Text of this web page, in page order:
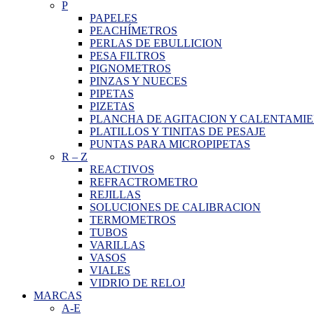
P
PAPELES
PEACHÍMETROS
PERLAS DE EBULLICION
PESA FILTROS
PIGNOMETROS
PINZAS Y NUECES
PIPETAS
PIZETAS
PLANCHA DE AGITACION Y
PLATILLOS Y TINITAS DE PESAJE
PUNTAS PARA MICROPIPETAS
R – Z
REACTIVOS
REFRACTROMETRO
REJILLAS
SOLUCIONES DE CALIBRACION
TERMOMETROS
TUBOS
VARILLAS
VASOS
VIALES
VIDRIO DE RELOJ
MARCAS
A-E